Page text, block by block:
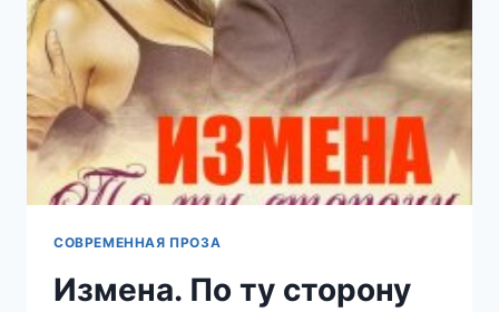
СОВРЕМЕННАЯ ПРОЗА
Измена. По ту сторону